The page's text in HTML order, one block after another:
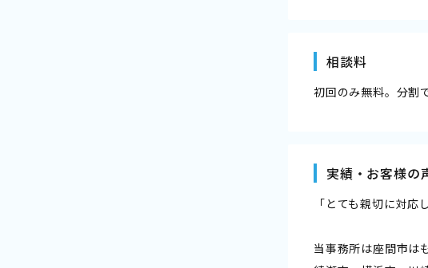
相談料
初回のみ無料。分割
実績・お客様の
「とても親切に対応
当事務所は座間市は